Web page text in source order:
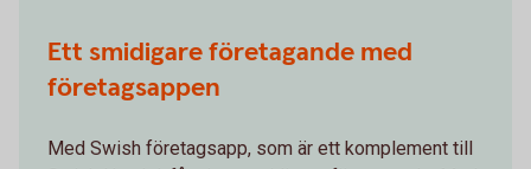
Ett smidigare företagande med
företagsappen
Med Swish företagsapp, som är ett komplement till